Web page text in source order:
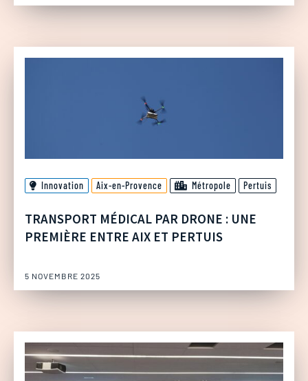
Innovation Aix-en-Provence Métropole Pertuis
TRANSPORT MÉDICAL PAR DRONE : UNE
PREMIÈRE ENTRE AIX ET PERTUIS
5 NOVEMBRE 2025